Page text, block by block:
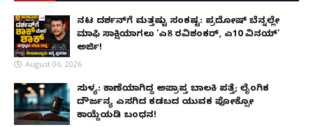
ನಟ ದರ್ಶನ್‌ಗೆ ಮತ್ತಷ್ಟು ಸಂಕಷ್ಟ: ಪ್ರದೋಷ್ ಬೆನ್ನಲ್ಲೇ
ಮಾಫಿ ಸಾಕ್ಷಿಯಾಗಲು 'ಎ8 ರವಿಶಂಕರ್, ಎ10 ವಿನಯ್'
ಅರ್ಜಿ!
August 06, 2026
ಸುಳ್ಯ: ಕಾಣೆಯಾಗಿದ್ದ ಅಪ್ರಾಪ್ತ ಬಾಲಕಿ ಪತ್ತೆ; ಲೈಂಗಿಕ
ದೌರ್ಜನ್ಯ ಎಸಗಿದ ಕಡಬದ ಯುವಕ ಪೋಕ್ಸೋ
ಕಾಯ್ದೆಯಡಿ ಬಂಧನ!